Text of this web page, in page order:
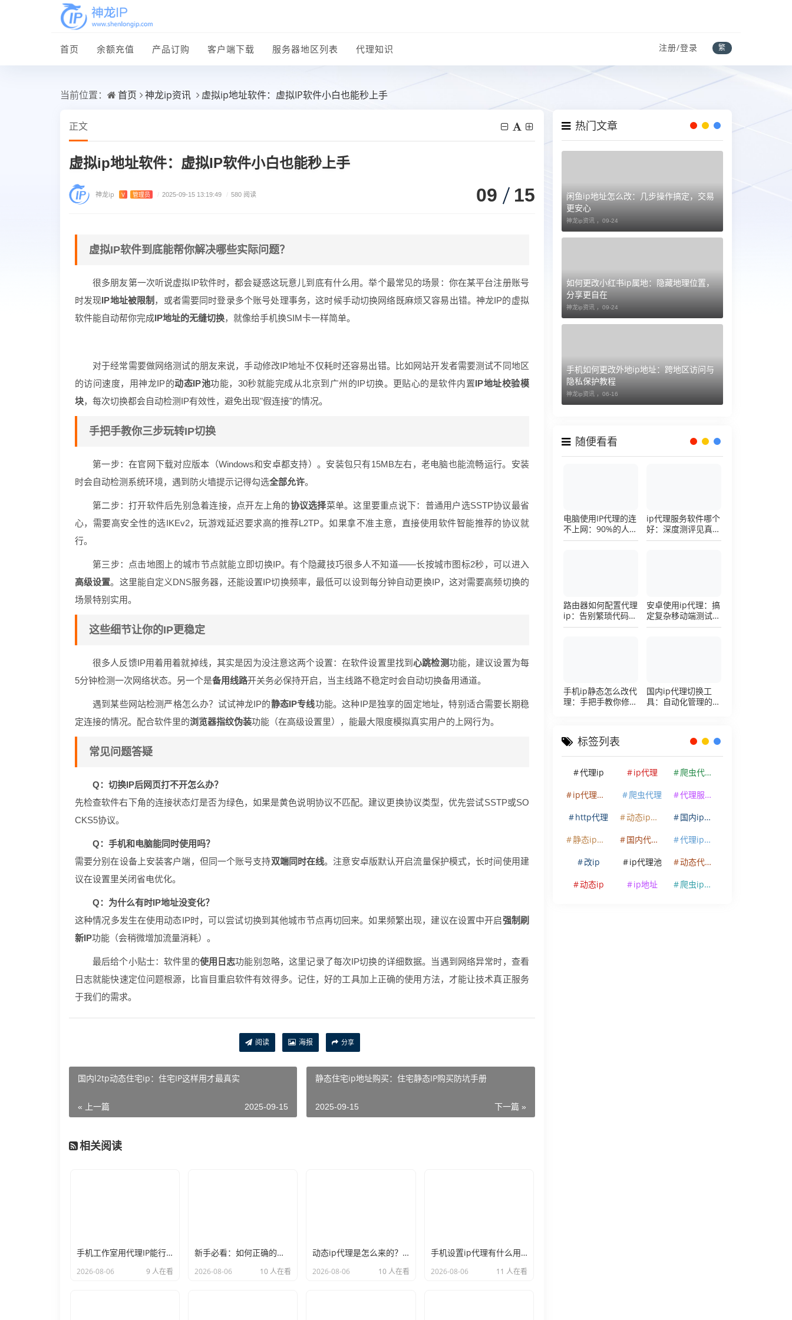
首页 余额充值 产品订购 客户端下载 服务器地区列表 代理知识 注册/登录 繁
当前位置： 首页 神龙ip资讯 虚拟ip地址软件：虚拟IP软件小白也能秒上手
正文
虚拟ip地址软件：虚拟IP软件小白也能秒上手
神龙ip V 管理员 / 2025-09-15 13:19:49 / 580 阅读 09 15
虚拟IP软件到底能帮你解决哪些实际问题？
很多朋友第一次听说虚拟IP软件时，都会疑惑这玩意儿到底有什么用。举个最常见的场景：你在某平台注册账号
时发现IP地址被限制 ，或者需要同时登录多个账号处理事务，这时候手动切换网络既麻烦又容易出错。神龙IP的虚拟
软件能自动帮你完成IP地址的无缝切换，就像给手机换SIM卡一样简单。
对于经常需要做网络测试的朋友来说，手动修改IP地址不仅耗时还容易出错。比如网站开发者需要测试不同地区
的访问速度，用神龙IP的动态IP池功能，30秒就能完成从北京到广州的IP切换。更贴心的是软件内置IP地址校验模
块，每次切换都会自动检测IP有效性，避免出现"假连接"的情况。
手把手教你三步玩转IP切换
第一步：在官网下载对应版本（Windows和安卓都支持）。安装包只有15MB左右，老电脑也能流畅运行。安装
时会自动检测系统环境，遇到防火墙提示记得勾选全部允许。
第二步：打开软件后先别急着连接，点开左上角的协议选择菜单。这里要重点说下：普通用户选SSTP协议最省
心，需要高安全性的选IKEv2，玩游戏延迟要求高的推荐L2TP。如果拿不准主意，直接使用软件智能推荐的协议就
行。
第三步：点击地图上的城市节点就能立即切换IP。有个隐藏技巧很多人不知道——长按城市图标2秒，可以进入
高级设置。这里能自定义DNS服务器，还能设置IP切换频率，最低可以设到每分钟自动更换IP，这对需要高频切换的
场景特别实用。
这些细节让你的IP更稳定
很多人反馈IP用着用着就掉线，其实是因为没注意这两个设置：在软件设置里找到心跳检测功能，建议设置为每
5分钟检测一次网络状态。另一个是备用线路开关务必保持开启，当主线路不稳定时会自动切换备用通道。
遇到某些网站检测严格怎么办？试试神龙IP的静态IP专线功能。这种IP是独享的固定地址，特别适合需要长期稳
定连接的情况。配合软件里的浏览器指纹伪装功能（在高级设置里），能最大限度模拟真实用户的上网行为。
常见问题答疑
Q：切换IP后网页打不开怎么办？
先检查软件右下角的连接状态灯是否为绿色，如果是黄色说明协议不匹配。建议更换协议类型，优先尝试SSTP或SO
CKS5协议。
Q：手机和电脑能同时使用吗？
需要分别在设备上安装客户端，但同一个账号支持双端同时在线。注意安卓版默认开启流量保护模式，长时间使用建
议在设置里关闭省电优化。
Q：为什么有时IP地址没变化？
这种情况多发生在使用动态IP时，可以尝试切换到其他城市节点再切回来。如果频繁出现，建议在设置中开启强制刷
新IP功能（会稍微增加流量消耗）。
最后给个小贴士：软件里的使用日志功能别忽略，这里记录了每次IP切换的详细数据。当遇到网络异常时，查看
日志就能快速定位问题根源，比盲目重启软件有效得多。记住，好的工具加上正确的使用方法，才能让技术真正服务
于我们的需求。
阅读 海报 分享
国内l2tp动态住宅ip：住宅IP这样用才最真实
« 上一篇 2025-09-15
静态住宅ip地址购买：住宅静态IP购买防坑手册
下一篇 »
2025-09-15
相关阅读
手机工作室用代理IP能行么？过来人的经验告诉你答案
2026-08-06 9 人在看
新手必看：如何正确的选择代理ip软件，别再交智商税了
2026-08-06 10 人在看
动态ip代理是怎么来的？背后的原理比你想象的精彩
2026-08-06 10 人在看
手机设置ip代理有什么用？不只是改定位那么简单
2026-08-06 11 人在看
热门文章
闲鱼ip地址怎么改：几步操作搞定，交易
更安心
神龙ip资讯 ， 09-24
如何更改小红书ip属地：隐藏地理位置，
分享更自在
神龙ip资讯 ， 09-24
手机如何更改外地ip地址：跨地区访问与
隐私保护教程
神龙ip资讯 ， 06-16
随便看看
电脑使用IP代理的连
不上网：90%的人踩
过这个坑，一招修复
ip代理服务软件哪个
好：深度测评见真
章，帮你把钱花在刀
路由器如何配置代理
ip：告别繁琐代码，
详解底层配置逻辑
安卓使用ip代理：搞
定复杂移动端测试环
境的超详细配置手册
手机ip静态怎么改代
理：手把手教你修改
国内ip代理切换工
具：自动化管理的效
标签列表
代理ip ip代理
爬虫代理ip
ip代理软件
爬虫代理
代理服务器
http代理
动态ip代理
国内ip代理
静态ip代理
国内代理ip
代理ip软件
改ip
ip代理池
动态代理ip
动态ip
ip地址 爬虫ip代理